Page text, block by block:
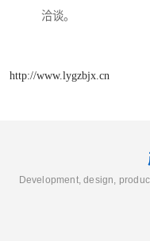
洽谈。
http://www.lygzbjx.cn
Development, design,